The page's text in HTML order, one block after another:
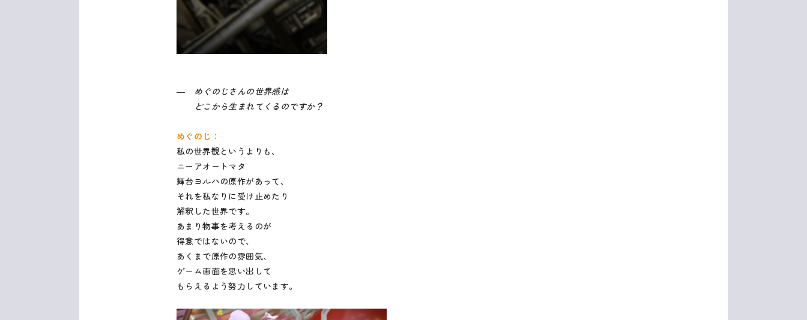
― めぐのじさんの世界感は
どこから生まれてくるのですか？
めぐのじ：
私の世界観というよりも、
ニーアオートマタ
舞台ヨルハの原作があって、
それを私なりに受け止めたり
解釈した世界です。
あまり物事を考えるのが
得意ではないので、
あくまで原作の雰囲気、
ゲーム画面を思い出して
もらえるよう努力しています。